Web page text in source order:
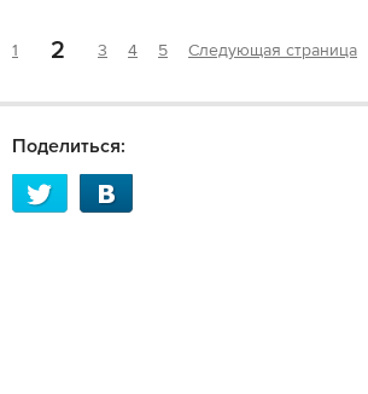
1 2 3 4 5 Следующая страница
Поделиться: